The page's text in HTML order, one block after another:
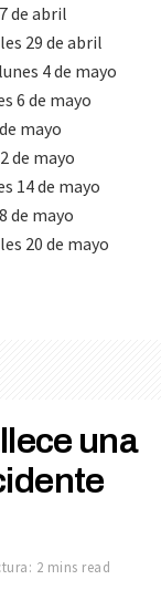
de abril
29 de abril
4 de mayo
6 de mayo
mayo
de mayo
14 de mayo
de mayo
20 de mayo
una
2 mins read